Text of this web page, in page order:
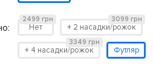
Нет
2499 грн
+ 2 насадки/рожок
3099 грн
+ 4 насадки/рожок
3349 грн
Футляр